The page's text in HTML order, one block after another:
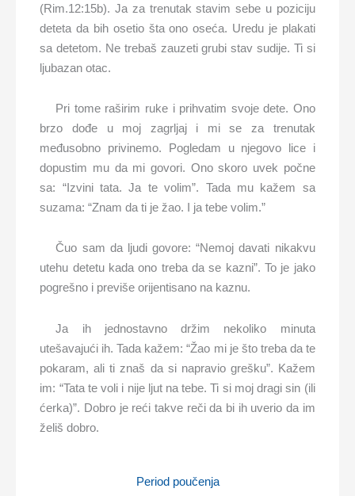
(Rim.12:15b). Ja za trenutak stavim sebe u poziciju
deteta da bih osetio šta ono oseća. Uredu je plakati
sa detetom. Ne trebaš zauzeti grubi stav sudije. Ti si
ljubazan otac.
Pri tome raširim ruke i prihvatim svoje dete. Ono
brzo dođe u moj zagrljaj i mi se za trenutak
međusobno privinemo. Pogledam u njegovo lice i
dopustim mu da mi govori. Ono skoro uvek počne
sa: “Izvini tata. Ja te volim”. Tada mu kažem sa
suzama: “Znam da ti je žao. I ja tebe volim.”
Čuo sam da ljudi govore: “Nemoj davati nikakvu
utehu detetu kada ono treba da se kazni”. To je jako
pogrešno i previše orijentisano na kaznu.
Ja ih jednostavno držim nekoliko minuta
utešavajući ih. Tada kažem: “Žao mi je što treba da te
pokaram, ali ti znaš da si napravio grešku”. Kažem
im: “Tata te voli i nije ljut na tebe. Ti si moj dragi sin (ili
ćerka)”. Dobro je reći takve reči da bi ih uverio da im
želiš dobro.
Period poučenja